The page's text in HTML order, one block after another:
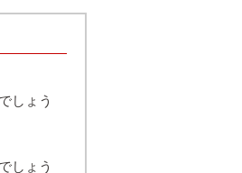
しょう
しょう